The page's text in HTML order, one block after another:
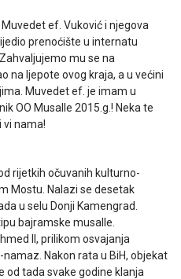
ef. Vuković i njegova
prenoćište u internatu
mu se na
na ljepote ovog kraja, a u većini
Muvedet ef. je imam u
OO Musalle 2015.g.! Neka te
vi nama!
rijetkih očuvanih kulturno-
Mostu. Nalazi se desetak
u selu Donji Kamengrad.
bajramske musalle.
II, prilikom osvajanja
Nakon rata u BiH, objekat
od tada svake godine klanja